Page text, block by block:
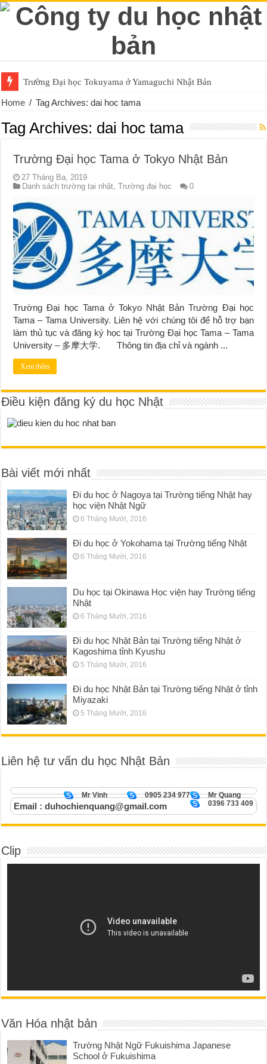
Trường Đại học Tokuyama ở Yamaguchi Nhật Bản
Home / Tag Archives: dai hoc tama
Tag Archives: dai hoc tama
Trường Đại học Tama ở Tokyo Nhật Bản
27 Tháng Ba, 2019
Danh sách trường tại nhật,Trường đại học 0
Trường Đại học Tama ở Tokyo Nhật Bản Trường Đại học
Tama – Tama University. Liên hệ với chúng tôi để hỗ trợ bạn
làm thủ tục và đăng ký học tại Trường Đại học Tama – Tama
University – 多摩大学. Thông tin địa chỉ và ngành ...
Xem thêm
Điều kiện đăng ký du học Nhật
Bài viết mới nhất
Đi du học ở Nagoya tại Trường tiếng Nhật hay
học viện Nhật Ngữ
6 Tháng Mười, 2016
Đi du học ở Yokohama tại Trường tiếng Nhật
6 Tháng Mười, 2016
Du học tại Okinawa Học viện hay Trường tiếng
Nhật
6 Tháng Mười, 2016
Đi du học Nhật Bản tại Trường tiếng Nhật ở
Kagoshima tỉnh Kyushu
5 Tháng Mười, 2016
Đi du học Nhật Bản tại Trường tiếng Nhật ở tỉnh
Miyazaki
5 Tháng Mười, 2016
Liên hệ tư vấn du học Nhật Bản
Mr Quang
0905 234 977
Mr Vinh
0396 733 409
Email : duhochienquang@gmail.com
Clip
Văn Hóa nhật bản
Trường Nhật Ngữ Fukuishima Japanese
School ở Fukuishima